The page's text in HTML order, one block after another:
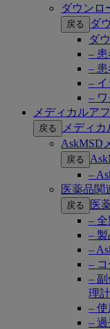
ダウンロ
戻る
ダ
ダ
–
–
–
–
メディカルア
戻る
メディ
AskMSD
戻る
–
医薬品関
戻る
医
–
–
–
–
–
理計
–
–